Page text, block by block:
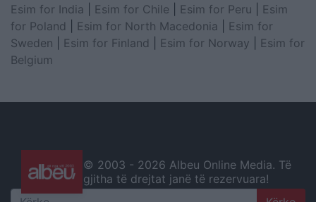
Esim for India
Esim for Chile Esim for Peru
Esim
for Poland
Esim for North Macedonia
Esim for
Sweden
Esim for Finland Esim for Norway
Esim for
Belgium
© 2003 - 2026 Albeu Online Media. Të
gjitha të drejtat janë të rezervuara!